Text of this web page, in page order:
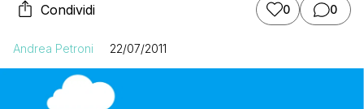
Condividi 0 0
Andrea Petroni 22/07/2011